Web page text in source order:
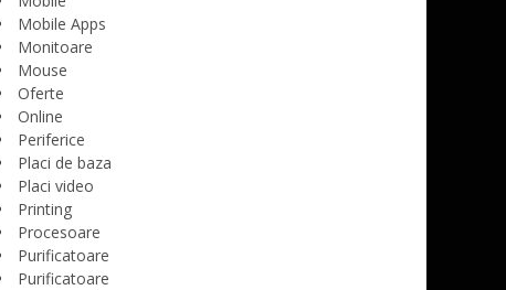
Mobile Apps
Monitoare
Mouse
Oferte
Online
Periferice
Placi de baza
Placi video
Printing
Procesoare
Purificatoare
Purificatoare